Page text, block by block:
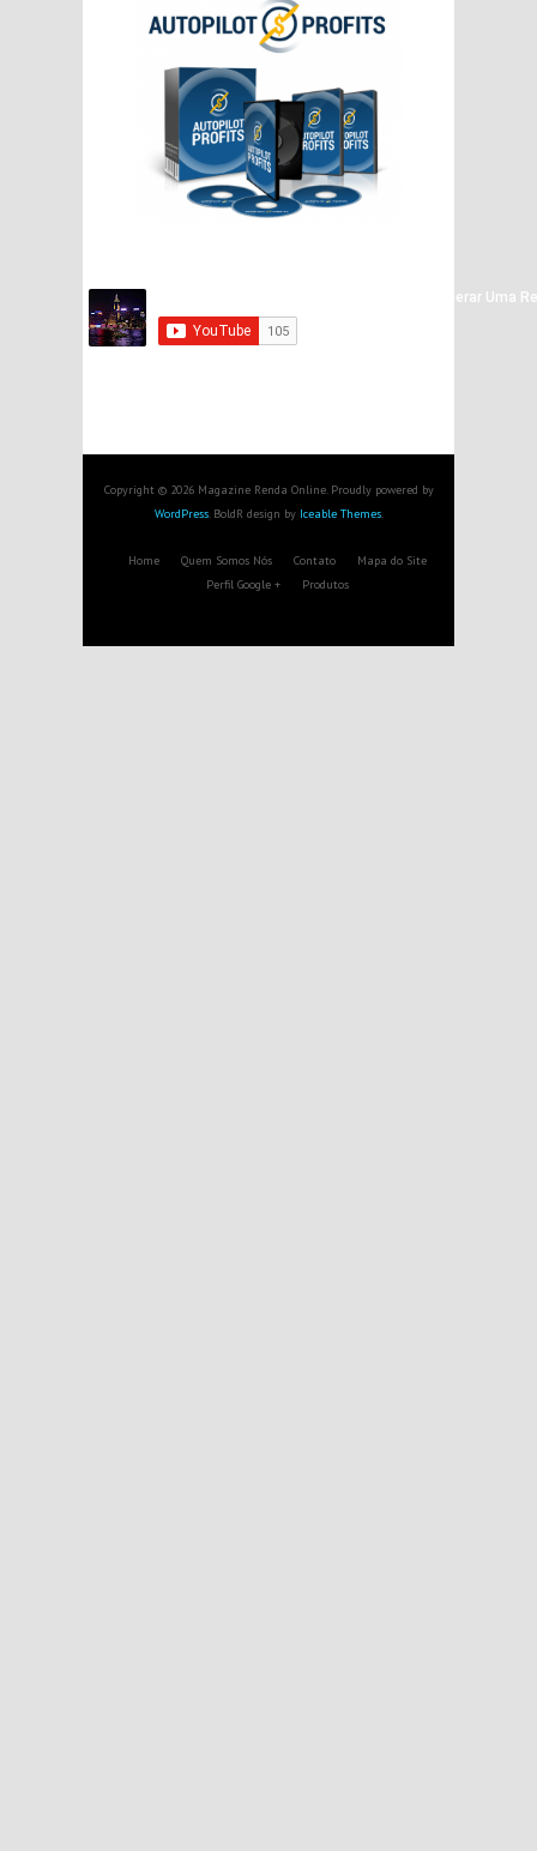
Copyright © 2026 Magazine Renda Online. Proudly powered by
WordPress. BoldR design by Iceable Themes.
Home Quem Somos Nós Contato
Mapa do Site
Perfil Google +
Produtos